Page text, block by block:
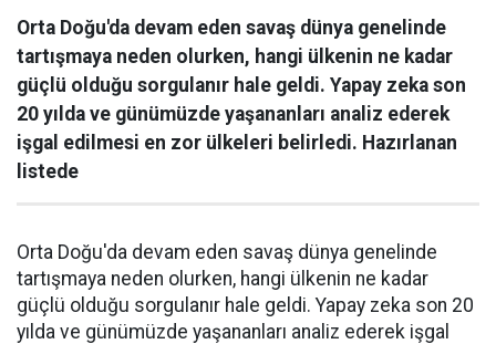
Orta Doğu'da devam eden savaş dünya genelinde
tartışmaya neden olurken, hangi ülkenin ne kadar
güçlü olduğu sorgulanır hale geldi. Yapay zeka son
20 yılda ve günümüzde yaşananları analiz ederek
işgal edilmesi en zor ülkeleri belirledi. Hazırlanan
listede
Orta Doğu'da devam eden savaş dünya genelinde
tartışmaya neden olurken, hangi ülkenin ne kadar
güçlü olduğu sorgulanır hale geldi. Yapay zeka son 20
yılda ve günümüzde yaşananları analiz ederek işgal